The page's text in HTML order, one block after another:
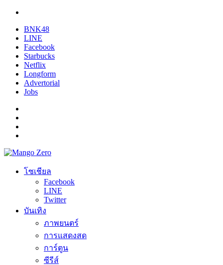
BNK48
LINE
Facebook
Starbucks
Netflix
Longform
Advertorial
Jobs
โซเชียล
Facebook
LINE
Twitter
บันเทิง
ภาพยนตร์
การแสดงสด
การ์ตูน
ซีรีส์